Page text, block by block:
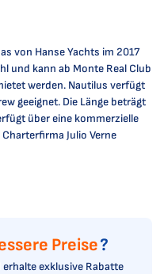
von Hanse Yachts im 2017
und kann ab Monte Real Club
werden. Nautilus verfügt
geeignet. Die Länge beträgt
über eine kommerzielle
Julio Verne
Preise?
exklusive Rabatte